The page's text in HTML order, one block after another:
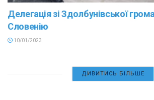
Делегація зі Здолбунівської
Словенію
10/01/2023
ДИВИТИСЬ БІЛЬШЕ